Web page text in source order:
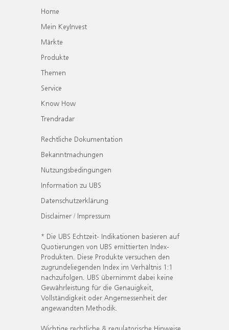
Home
Mein KeyInvest
Märkte
Produkte
Themen
Service
Know How
Trendradar
Rechtliche Dokumentation
Bekanntmachungen
Nutzungsbedingungen
Information zu UBS
Datenschutzerklärung
Disclaimer / Impressum
* Die UBS Echtzeit- Indikationen basieren auf
Quotierungen von UBS emittierten Index-
Produkten. Diese Produkte versuchen den
zugrundeliegenden Index im Verhältnis 1:1
nachzufolgen. UBS übernimmt dabei keine
Gewährleistung für die Genauigkeit,
Vollständigkeit oder Angemessenheit der
angewandten Methodik.